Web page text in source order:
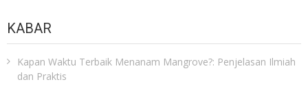
KABAR
Kapan Waktu Terbaik Menanam Mangrove?: Penjelasan Ilmiah
dan Praktis